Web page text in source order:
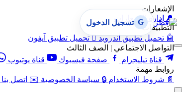
الإشعارات
🔔 إدارة الإشعارات
التطبيقات
🤖 تحميل تطبيق أندرويد  تحميل تطبيق آيفون
التواصل الاجتماعي | الصف الثالث
قناة تيليجرام
صفحة فيسبوك قناة يوتيوب
روابط مهمة
📄 شروط الاستخدام 🔒 سياسة الخصوصية ✉️ اتصل بنا
G تسجيل الدخول